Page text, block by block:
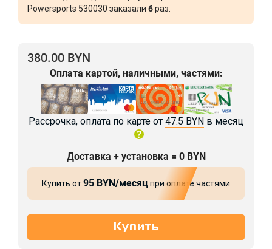
Powersports 530030 заказали 6раз.
380.00 BYN
Оплата картой, наличными, частями:
Рассрочка, оплата по карте от 47.5 BYN в месяц
Доставка + установка = 0 BYN
Купить от95 BYN/месяцпри оплате частями